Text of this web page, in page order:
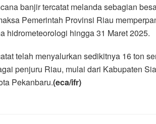
banjir tercatat melanda sebagian
Pemerintah Provinsi Riau
hidrometeorologi hingga 31 Maret 2025.
telah menyalurkan sedikitnya 16 ton
penjuru Riau, mulai dari Kabupaten
Pekanbaru.(eca/ifr)